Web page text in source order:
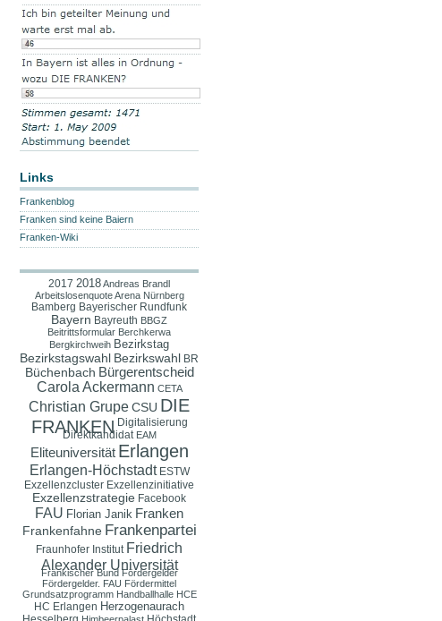
Links
Frankenblog
Franken sind keine Baiern
Franken-Wiki
2017 2018Andreas Brandl
Arbeitslosenquote Arena Nürnberg
Bamberg Bayerischer Rundfunk
Bayern Bayreuth BBGZ
Beitrittsformular Berchkerwa
Bergkirchweih Bezirkstag
Bezirkstagswahl Bezirkswahl BR
Büchenbach Bürgerentscheid
Carola Ackermann CETA
Christian Grupe CSU DIE
FRANKEN Digitalisierung
Direktkandidat EAM
Eliteuniversität Erlangen
Erlangen-Höchstadt ESTW
Exzellenzcluster Exzellenzinitiative
Exzellenzstrategie Facebook
FAU Florian Janik Franken
Frankenfahne Frankenpartei
Fraunhofer Institut Friedrich
Alexander Universität
Fränkischer Bund Fördergelder
Fördergelder. FAU Fördermittel
Grundsatzprogramm Handballhalle HCE
HC Erlangen Herzogenaurach